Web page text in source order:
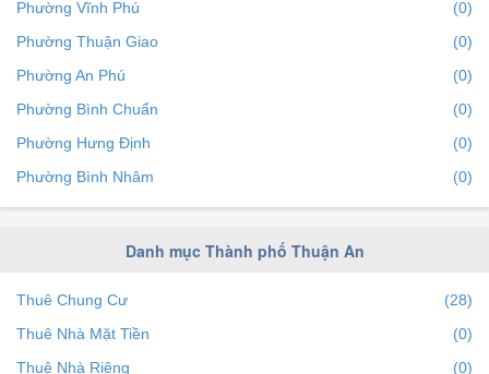
Phường Vĩnh Phú
(0)
Phường Thuận Giao
(0)
Phường An Phú
(0)
Phường Bình Chuẩn
(0)
Phường Hưng Định
(0)
Phường Bình Nhâm
(0)
Phường An Thạnh
(0)
Danh mục Thành phố Thuận An
Thuê Chung Cư
(28)
Thuê Nhà Mặt Tiền
(0)
Thuê Nhà Riêng
(0)